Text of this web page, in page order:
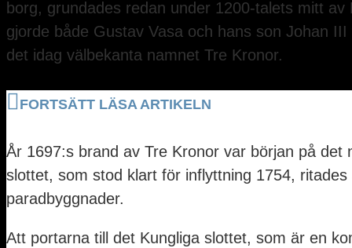
borg, grundades redan under 1200-talets mitt
gjorde både Gustav Vasa och hans son Johan
det idag välbekanta namnet Tre Kronor.
FORTSÄTT LÄSA ARTIKELN
År 1697:s brand av Tre Kronor var början på
slottet, som stod klart för inflyttning 1754,
paradbyggnader.
Att portarna till det Kungliga slottet, som är en